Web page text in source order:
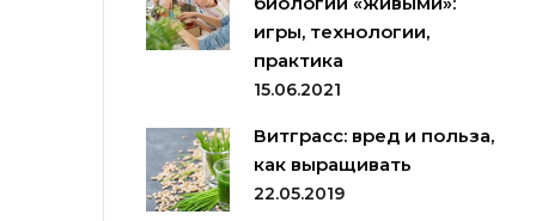
игры, технологии,
практика
15.06.2021
Витграсс: вред и польза,
как выращивать
22.05.2019